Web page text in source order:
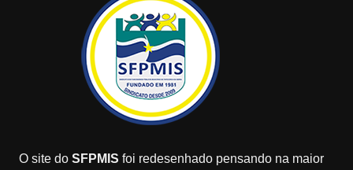
O site do SFPMIS foi redesenhado pensando na maior